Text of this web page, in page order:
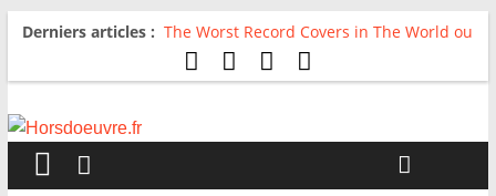
Derniers articles : The Worst Record Covers in The World ou
Comment rire du pire
Avril 2026 : C’est dans les vieux pots
For The First Time, Again : Tyler Ballgame